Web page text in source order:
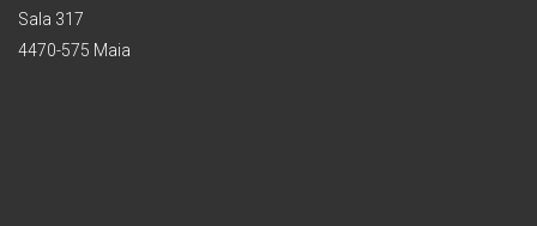
Sala 317
4470-575 Maia